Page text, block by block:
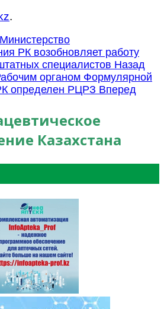
.
РК возобновляет работу
специалистов Назад
органом Формулярной
определен РЦРЗ Вперед
Казахстана